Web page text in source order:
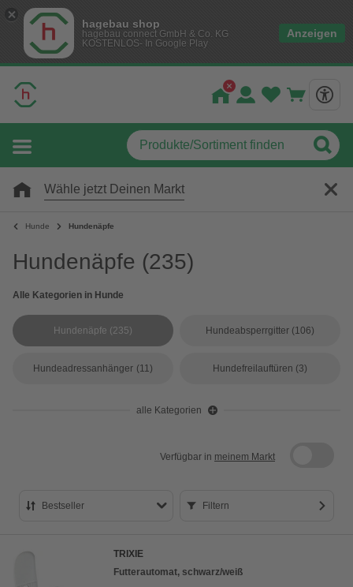
hagebau shop
hagebau connect GmbH & Co. KG
KOSTENLOS- In Google Play
Anzeigen
Wähle jetzt Deinen Markt
Hunde Hundenäpfe
Hundenäpfe (235)
Alle Kategorien in Hunde
Hundenäpfe (235) Hundeabsperrgitter (106)
Hundeadressanhänger (11) Hundefreilauftüren (3)
alle Kategorien
Verfügbar in meinem Markt
Bestseller
Preis aufsteigend
Filtern
TRIXIE
Futterautomat, schwarz/weiß